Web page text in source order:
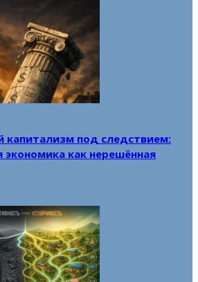
капитализм под следствием:
экономика как нерешённая